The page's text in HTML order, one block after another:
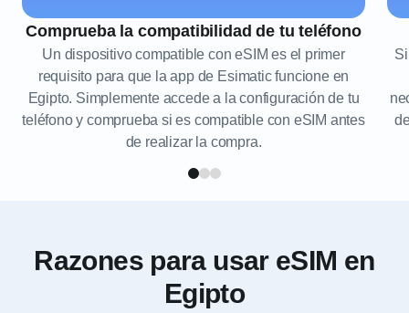
Comprueba la compatibilidad de tu teléfono
Un dispositivo compatible con eSIM es el primer
requisito para que la app de Esimatic funcione en
Egipto. Simplemente accede a la configuración de tu
teléfono y comprueba si es compatible con eSIM antes
de realizar la compra.
Razones para usar eSIM en
Egipto